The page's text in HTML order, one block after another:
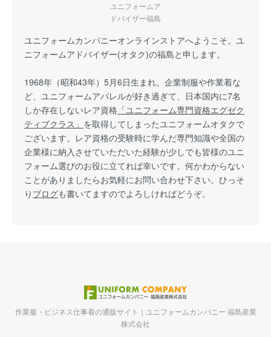
ユニフォームア
ドバイザー福島
ユニフォームカンパニーオンラインストアへようこそ。ユ
ニフォームアドバイザー(オタク)の福島と申します。
1968年（昭和43年）5月6日生まれ。企業制服や作業着な
ど、ユニフォームアパレルが好き過ぎて、日本国内に7名
しか存在しないレア資格 「ユニフォーム専門資格エグゼク
ティブクラス」 を取得してしまったユニフォームオタクで
ございます。レア資格の受験時に学んだ専門知識や全国の
企業様に納入させていただいた経験が少しでも皆様のユニ
フォーム選びのお役に立てれば幸いです。何かわからない
ことがありましたらお気軽にお問い合わせ下さい。ひっそ
り ブログも書いてますのでよろしければどうぞ。
作業服・ビジネス仕事着の通販サイト｜ユニフォームカンパニー 福島産業
株式会社